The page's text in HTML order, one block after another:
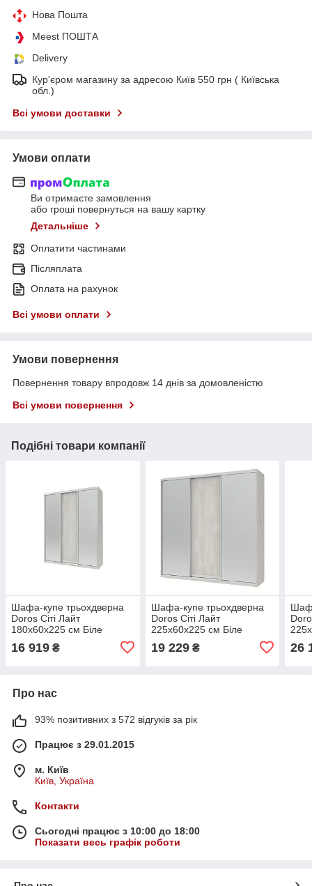
Нова Пошта
Meest ПОШТА
Delivery
Кур'єром магазину за адресою Київ 550 грн ( Київська
обл.)
Всі умови доставки
Умови оплати
Ви отримаєте замовлення
або гроші повернуться на вашу картку
Детальніше
Оплатити частинами
Післяплата
Оплата на рахунок
Всі умови оплати
Умови повернення
Повернення товару впродовж 14 днів за домовленістю
Всі умови повернення
Подібні товари компанії
Шафа-купе трьохдверна
Doros Сіті Лайт
180х60х225 см Біле
дерево/2 Дзеркала (DRS-
011064)
16 919 ₴
Шафа-купе трьохдверна
Doros Сіті Лайт
225х60х225 см Біле
дерево/2 Дзеркала (DRS-
011065)
19 229₴ 26
Про нас
93% позитивних з 572 відгуків за рік
Працює з 29.01.2015
м. Київ
Київ, Україна
Контакти
Сьогодні працює з 10:00 до 18:00
Показати весь графік роботи